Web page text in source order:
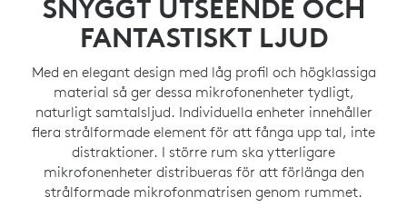
SNYGGT UTSEENDE OCH
FANTASTISKT LJUD
Med en elegant design med låg profil och högklassiga
material så ger dessa mikrofonenheter tydligt,
naturligt samtalsljud. Individuella enheter innehåller
flera strålformade element för att fånga upp tal, inte
distraktioner. I större rum ska ytterligare
mikrofonenheter distribueras för att förlänga den
strålformade mikrofonmatrisen genom rummet.